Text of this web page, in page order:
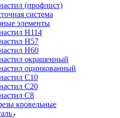
(профлист)
система
элементы
Н114
Н57
Н60
окрашенный
оцинкованный
С10
С20
С8
кровельные